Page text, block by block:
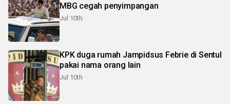
MBG cegah penyimpangan
Jul 10th
KPK duga rumah Jampidsus Febrie di Sentul
pakai nama orang lain
Jul 10th